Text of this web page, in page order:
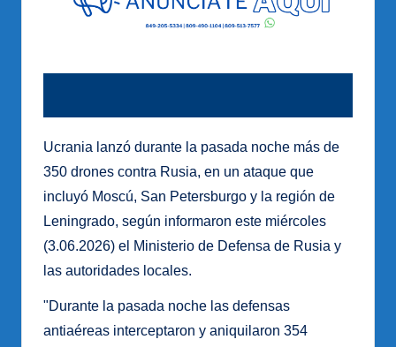
Ucrania lanzó durante la pasada noche más de
350 drones contra Rusia, en un ataque que
incluyó Moscú, San Petersburgo y la región de
Leningrado, según informaron este miércoles
(3.06.2026) el Ministerio de Defensa de Rusia y
las autoridades locales.
"Durante la pasada noche las defensas
antiaéreas interceptaron y aniquilaron 354